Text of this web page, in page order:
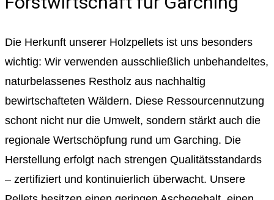
Die Herkunft unserer Holzpellets ist uns besonders
wichtig: Wir verwenden ausschließlich unbehandeltes,
naturbelassenes Restholz aus nachhaltig
bewirtschafteten Wäldern. Diese Ressourcennutzung
schont nicht nur die Umwelt, sondern stärkt auch die
regionale Wertschöpfung rund um Garching. Die
Herstellung erfolgt nach strengen Qualitätsstandards
– zertifiziert und kontinuierlich überwacht. Unsere